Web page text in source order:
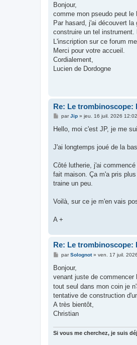
s
a
g
Bonjour,
comme mon pseudo peut le
Par hasard, j'ai découvert
construire un tel
L'inscription sur ce forum
Merci pour votre accueil.
Cordialement,
Lucien de Dordogne
Re: Le trombinoscope:
M
s
g
parJip» jeu. 16 juil. 2026 12:02
Hello, moi c'est JP, je me
J'ai longtemps joué de la
Côté lutherie, j'ai
fait maison. Ça m'a pris
traine un peu.
Voilà, sur ce je m'en vais
A +
Re: Le trombinoscope:
M
s
a
g
e
parSolognot» ven. 17 juil.
Bonjour,
venant juste de commencer
tout seul dans mon coin je
tentative de construction
A très bientôt,
Christian
Si vous me cherchez, je suis